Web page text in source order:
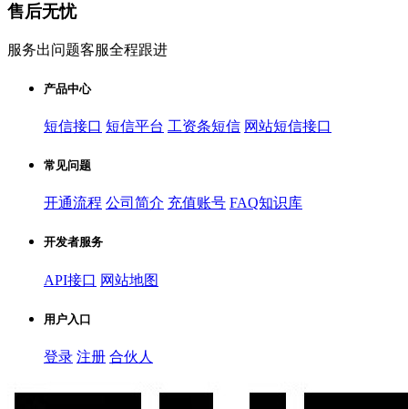
售后无忧
服务出问题客服全程跟进
产品中心
短信接口 短信平台 工资条短信 网站短信接口
常见问题
开通流程 公司简介 充值账号 FAQ知识库
开发者服务
API接口 网站地图
用户入口
登录 注册 合伙人